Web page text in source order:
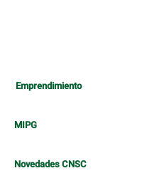
Emprendimiento
MIPG
Novedades CNSC